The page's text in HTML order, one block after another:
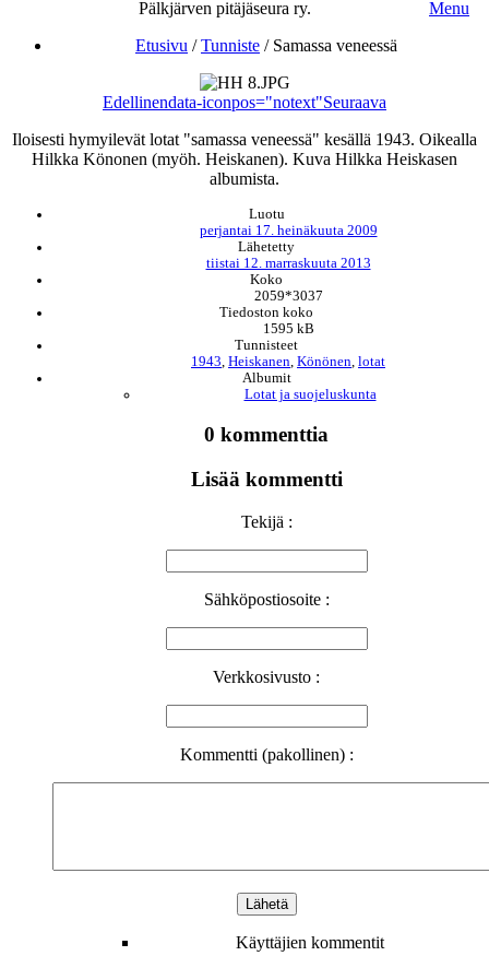
Pälkjärven pitäjäseura ry.
Menu
Etusivu /Tunniste / Samassa veneessä
Edellinendata-iconpos="notext"Seuraava
Iloisesti hymyilevät lotat "samassa veneessä" kesällä 1943. Oikealla
Hilkka Könonen (myöh. Heiskanen). Kuva Hilkka Heiskasen
albumista.
Luotu
perjantai 17. heinäkuuta 2009
Lähetetty
tiistai 12. marraskuuta 2013
Koko
2059*3037
Tiedoston koko
1595 kB
Tunnisteet
1943 Heiskanen Könönen lotat
Albumit
Lotat ja suojeluskunta
0 kommenttia
Lisää kommentti
Tekijä :
Sähköpostiosoite :
Verkkosivusto :
Kommentti (pakollinen) :
Käyttäjien kommentit